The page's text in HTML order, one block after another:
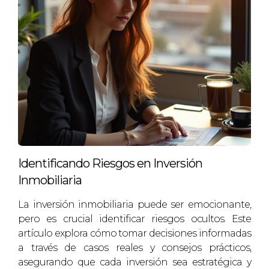
ayuda de URBEi, encontró un
apartamento con inquilinos temporales
que estaban dispuestos a salir pronto. El
precio era increíblemente bajo debido a
la situación del inmueble, lo que
permitió a Ana mudarse sin romper su
presupuesto.
CONCLUSIÓN
Acceder a viviendas más baratas gracias a
fondos y bancos es posible si sabes dónde
buscar y cómo evaluar las oportunidades
aliado estratégico en este proceso,
ayudándote a navegar por un mercado
inmobiliario complejo y lleno de
posibilidades ocultas. Si estás listo para dar el
Identificando Riesgos en Inversión
Inmobiliaria
La inversión inmobiliaria puede ser emocionante,
pero es crucial identificar riesgos ocultos. Este
artículo explora cómo tomar decisiones informadas
a través de casos reales y consejos prácticos,
asegurando que cada inversión sea estratégica y